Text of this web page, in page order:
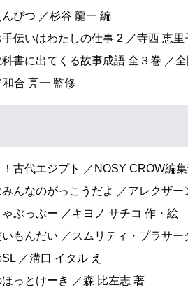
ぴつ ／杉谷 龍一 編
伝いはわたしの仕事 2 ／寺西 恵里
書に出てくる故事成語 全３巻 ／
合 亮一 監修
！古代エジプト ／NOSY CROW編
んなのがっこうだよ ／アレクザ
ぶっぶー ／キヨノ サチコ 作・絵
もんだい ／スムリティ・プラサー
／溝口 イタル え
っとけーき ／森 比左志 著